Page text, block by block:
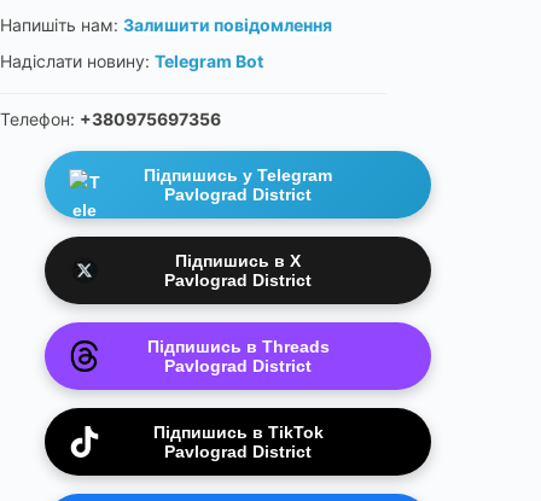
Напишіть нам: Залишити повідомлення
Надіслати новину: Telegram Bot
Телефон: +380975697356
Підпишись у Telegram
Pavlograd District
Підпишись в X
Pavlograd District
Підпишись в Threads
Pavlograd District
Підпишись в TikTok
Pavlograd District